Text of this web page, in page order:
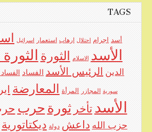
TAGS
أسد اجرام احتلال ارهاب استعمار اسرائيل
الأسد الاسلام الثورة
الدين الرئيس الأسد الفساد
سورية المجازر المرأة المعارضة
الأسد تأخر ثورة حرب
حزب الله داعش دولة ديكتاتورية